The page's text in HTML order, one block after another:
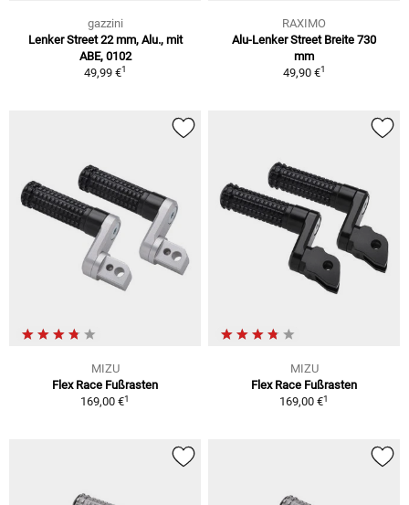
gazzini
Lenker Street 22 mm, Alu., mit
ABE, 0102
49,99 €1
RAXIMO
Alu-Lenker Street Breite 730
mm
49,90 €1
MIZU
Flex Race Fußrasten
169,00 €1
MIZU
Flex Race Fußrasten
169,00 €1